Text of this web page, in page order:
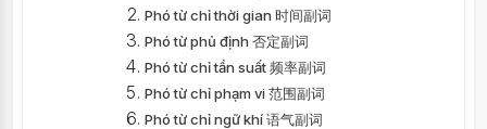
Phó từ chỉ thời gian 时间副词
Phó từ phủ định 否定副词
Phó từ chỉ tần suất 频率副词
Phó từ chỉ phạm vi 范围副词
Phó từ chỉ ngữ khí 语气副词